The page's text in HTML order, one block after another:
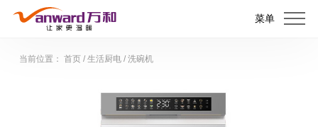
菜单
当前位置： 首页/ 生活厨电/ 洗碗机